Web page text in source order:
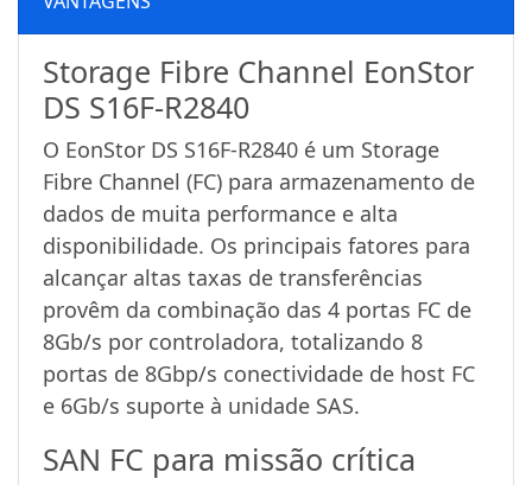
Storage Fibre Channel EonStor
DS S16F-R2840
O EonStor DS S16F-R2840 é um Storage
Fibre Channel (FC) para armazenamento de
dados de muita performance e alta
disponibilidade. Os principais fatores para
alcançar altas taxas de transferências
provêm da combinação das 4 portas FC de
8Gb/s por controladora, totalizando 8
portas de 8Gbp/s conectividade de host FC
e 6Gb/s suporte à unidade SAS.
SAN FC para missão crítica